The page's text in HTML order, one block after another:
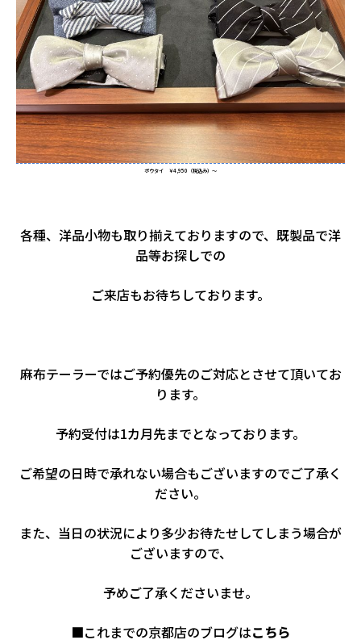
ボウタイ ￥4,950（税込み）～
各種、洋品小物も取り揃えておりますので、既製品で洋
品等お探しでの
ご来店もお待ちしております。
麻布テーラーではご予約優先のご対応とさせて頂いてお
ります。
予約受付は1カ月先までとなっております。
ご希望の日時で承れない場合もございますのでご了承く
ださい。
また、当日の状況により多少お待たせしてしまう場合が
ございますので、
予めご了承くださいませ。
■これまでの京都店のブログはこちら